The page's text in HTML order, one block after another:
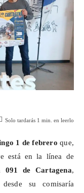
Solo tardarás 1 min. en leerlo
1 de febrero que,
está en la línea de
de Cartagena,
su comisaría